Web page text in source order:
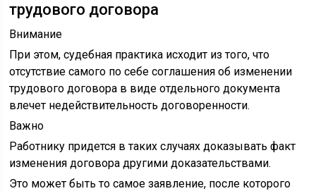
трудового договора
Внимание
При этом, судебная практика исходит из того, что
отсутствие самого по себе соглашения об изменении
трудового договора в виде отдельного документа
влечет недействительность договоренности.
Важно
Работнику придется в таких случаях доказывать факт
изменения договора другими доказательствами.
Это может быть то самое заявление, после которого